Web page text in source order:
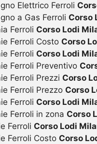
Elettrico Ferroli
a Gas Ferroli Corso
Ferroli Corso Lodi
Ferroli Costo Corso
Ferroli Corso Lodi
Ferroli Preventivo
Ferroli Prezzi Corso
Ferroli Prezzo Corso
Ferroli Corso Lodi
Ferroli in zona Corso
Ferroli Corso Lodi
Ferroli Costo Corso